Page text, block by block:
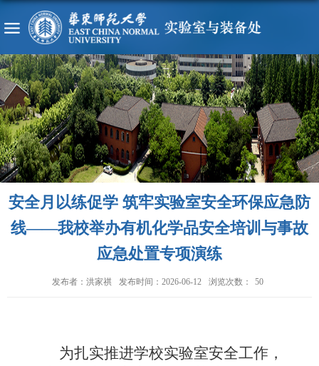
安全月以练促学 筑牢实验室安全环保应急防
线——我校举办有机化学品安全培训与事故
应急处置专项演练
发布者：洪家祺 发布时间：2026-06-12 浏览次数： 50
为扎实推进学校实验室安全工作，